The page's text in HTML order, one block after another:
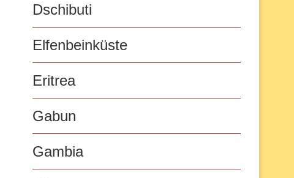
Dschibuti
Elfenbeinküste
Eritrea
Gabun
Gambia